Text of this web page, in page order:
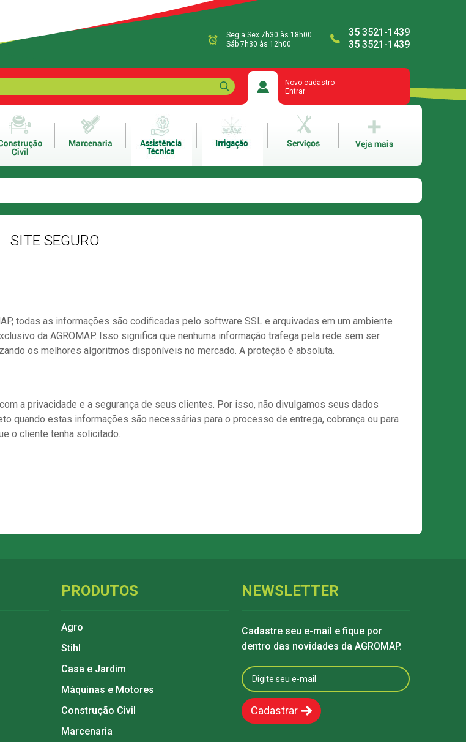
Seg a Sex 7h30 às 18h00
Sáb 7h30 às 12h00
35 3521-1439
35 3521-1439
Novo cadastro
Entrar
SITE SEGURO
todas as informações são codificadas pelo software SSL e arquivadas em um ambiente
da AGROMAP. Isso significa que nenhuma informação trafega pela rede sem ser
os melhores algoritmos disponíveis no mercado. A proteção é absoluta.
a privacidade e a segurança de seus clientes. Por isso, não divulgamos seus dados
quando estas informações são necessárias para o processo de entrega, cobrança ou para
o cliente tenha solicitado.
PRODUTOS
Agro
Stihl
Casa e Jardim
Máquinas e Motores
Construção Civil
Marcenaria
NEWSLETTER
Cadastre seu e-mail e fique por
dentro das novidades da AGROMAP.